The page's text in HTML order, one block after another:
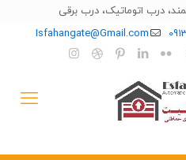
درب اتوماتیک، درب برقی
Isfahangate@Gmail.com